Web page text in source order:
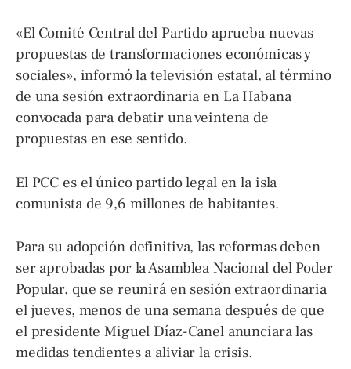
«El Comité Central del Partido aprueba nuevas
propuestas de transformaciones económicas y
sociales», informó la televisión estatal, al término
de una sesión extraordinaria en La Habana
convocada para debatir una veintena de
propuestas en ese sentido.
El PCC es el único partido legal en la isla
comunista de 9,6 millones de habitantes.
Para su adopción definitiva, las reformas deben
ser aprobadas por la Asamblea Nacional del Poder
Popular, que se reunirá en sesión extraordinaria
el jueves, menos de una semana después de que
el presidente Miguel Díaz-Canel anunciara las
medidas tendientes a aliviar la crisis.